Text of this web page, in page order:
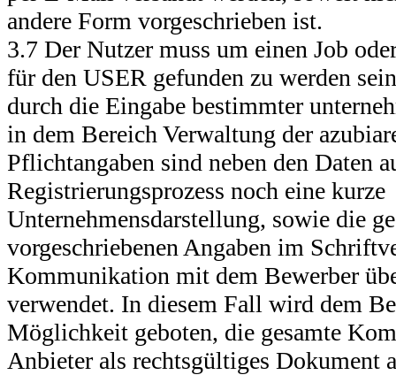
andere Form vorgeschrieben ist.
3.7 Der Nutzer muss um einen Job
für den USER gefunden zu werden
durch die Eingabe bestimmter
in dem Bereich Verwaltung der
Pflichtangaben sind neben den Daten
Registrierungsprozess noch eine kurze
Unternehmensdarstellung, sowie die
vorgeschriebenen Angaben im
Kommunikation mit dem Bewerber
verwendet. In diesem Fall wird dem
Möglichkeit geboten, die gesamte
Anbieter als rechtsgültiges Dokument